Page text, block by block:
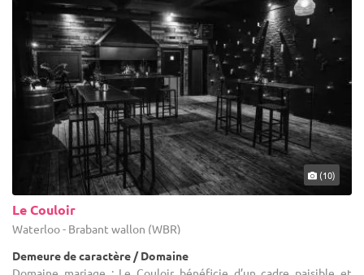
(10)
Le Couloir
Waterloo - Brabant wallon (WBR)
Demeure de caractère / Domaine